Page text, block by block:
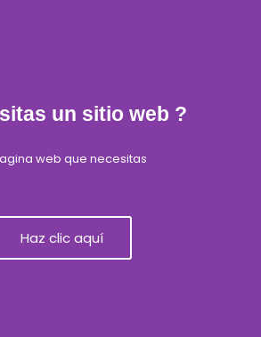
un sitio web ?
web que necesitas
Haz clic aquí